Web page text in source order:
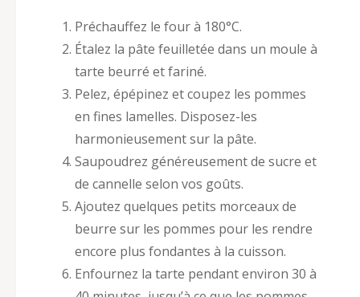
Préchauffez le four à 180°C.
Étalez la pâte feuilletée dans un moule à
tarte beurré et fariné.
Pelez, épépinez et coupez les pommes
en fines lamelles. Disposez-les
harmonieusement sur la pâte.
Saupoudrez généreusement de sucre et
de cannelle selon vos goûts.
Ajoutez quelques petits morceaux de
beurre sur les pommes pour les rendre
encore plus fondantes à la cuisson.
Enfournez la tarte pendant environ 30 à